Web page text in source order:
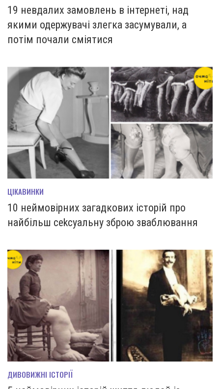
19 невдалих замовлень в інтернеті, над
якими одержувачі злегка засумували, а
потім почали сміятися
ЦІКАВИНКИ
10 неймовірних загадкових історій про
найбільш сеkсуальну зброю зваблювання
ДИВОВИЖНІ ІСТОРІЇ